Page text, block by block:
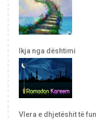
Ikja nga dështimi
Vlera e dhjetëshit të